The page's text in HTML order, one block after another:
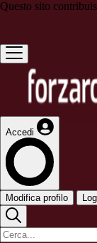
Questo sito
Accedi
Modifica profilo